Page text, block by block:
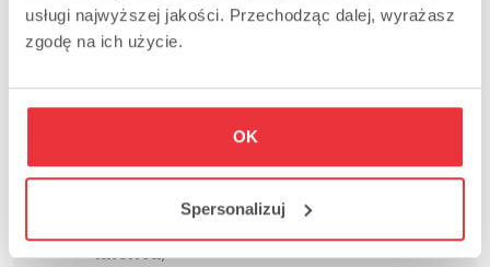
usługi najwyższej jakości. Przechodząc dalej, wyrażasz
zgodę na ich użycie.
OK
Spersonalizuj
Znajdź przejazd
Dlaczego warto wybrać
Wyjazdy z 11 województw,
Tańsze przejazdy zkartą stałego
klienta,